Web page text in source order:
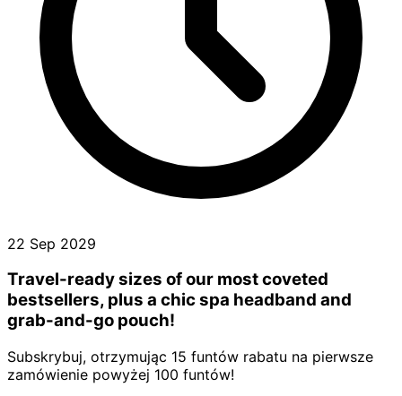
22 Sep 2029
Travel-ready sizes of our most coveted
bestsellers, plus a chic spa headband and
grab-and-go pouch!
Subskrybuj, otrzymując 15 funtów rabatu na pierwsze
zamówienie powyżej 100 funtów!